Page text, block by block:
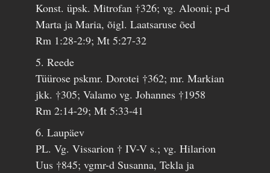
Konst. üpsk. Mitrofan †326; vg. Alooni; p-d
Marta ja Maria, õigl. Laatsaruse õed
Rm 1:28-2:9; Mt 5:27-32
5. Reede
Tüürose pskmr. Dorotei †362; mr. Markian
jkk. †305; Valamo vg. Johannes †1958
Rm 2:14-29; Mt 5:33-41
6. Laupäev
PL. Vg. Vissarion † IV-V s.; vg. Hilarion
Uus †845; vgmr-d Susanna, Tekla ja